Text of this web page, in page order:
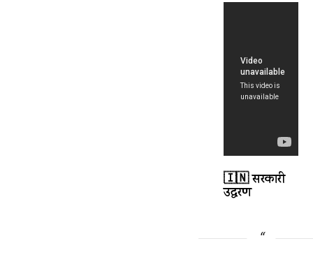
🇮🇳 सरकारी
उद्धरण